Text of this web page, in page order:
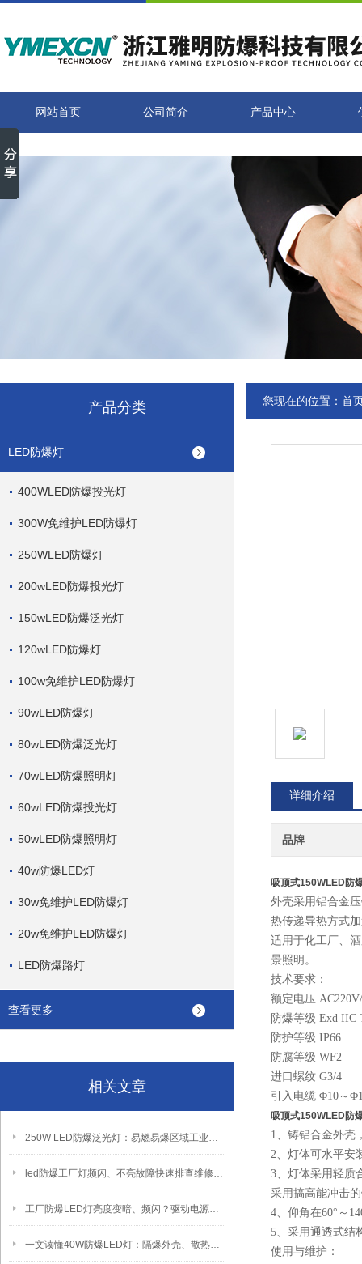
网站首页 公司简介 产品中心
产品分类
LED防爆灯
400WLED防爆投光灯
300W免维护LED防爆灯
250WLED防爆灯
200wLED防爆投光灯
150wLED防爆泛光灯
120wLED防爆灯
100w免维护LED防爆灯
90wLED防爆灯
80wLED防爆泛光灯
70wLED防爆照明灯
60wLED防爆投光灯
50wLED防爆照明灯
40w防爆LED灯
30w免维护LED防爆灯
20w免维护LED防爆灯
LED防爆路灯
查看更多
相关文章
250W LED防爆泛光灯：易燃易爆区域工业固定照明装置
led防爆工厂灯频闪、不亮故障快速排查维修方法
工厂防爆LED灯亮度变暗、频闪？驱动电源故障检修方法
一文读懂40W防爆LED灯：隔爆外壳、散热、防爆认证原理
您现在的位置： 首
详细介绍
品牌
吸顶式150WLED防
外壳采用铝合金
热传递导热方式
适用于化工厂、
景照明。
技术要求：
额定电压
防爆等级 Exd IIC
防护等级 IP66
防腐等级 WF2
进口螺纹 G3/4
引入电缆 Φ10～
吸顶式150WLED防
1、铸铝合金
2、灯体可水平安
3、灯体采用轻质
采用搞高能冲击
4、仰角在60°～
5、采用通透式结
使用与维护：